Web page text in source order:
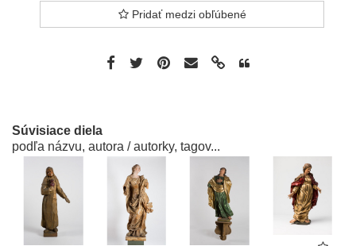
Pridať medzi obľúbené
Súvisiace diela
podľa názvu, autora / autorky, tagov...